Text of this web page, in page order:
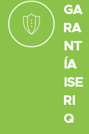
GA
RA
NT
ÍA
ISE
RI
Q